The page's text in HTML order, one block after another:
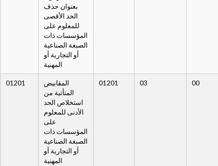
بعنوان حذف
الحد الأقصى
للمعلوم على
المؤسسات ذات
الصبغة الصناعية
أو التجارية أو
المهنية
01201
المقابيض
المتأتية من
استخلاص الحد
الأدنى للمعلوم
على
المؤسسات ذات
الصبغة الصناعية
أو التجارية أو
المهنية
01201 03 00